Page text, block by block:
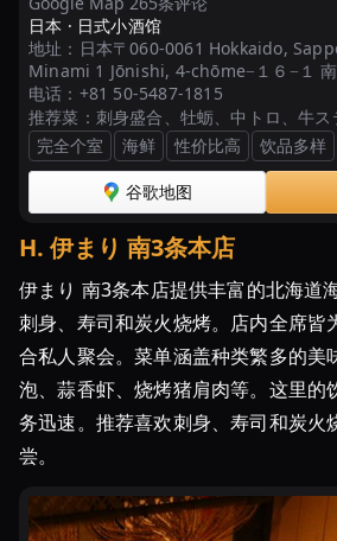
日本 · 日式小酒馆
地址： 日本〒060-0061 Hokkaido,
Minami 1 Jōnishi, 4-chōme−１６−１
电话： +81 50-5487-1815
推荐菜： 刺身盛合、牡蛎、中トロ、牛
完全个室
海鲜 性价比高 饮品多样
谷歌地图
H. 伊まり 南3条本店
伊まり 南3条本店提供丰富的北海道
刺身、寿司和炭火烧烤。店内全席皆
合私人聚会。菜单涵盖种类繁多的美
泡、蒜香虾、烧烤猪肩肉等。这里的
务迅速。推荐喜欢刺身、寿司和炭火
尝。